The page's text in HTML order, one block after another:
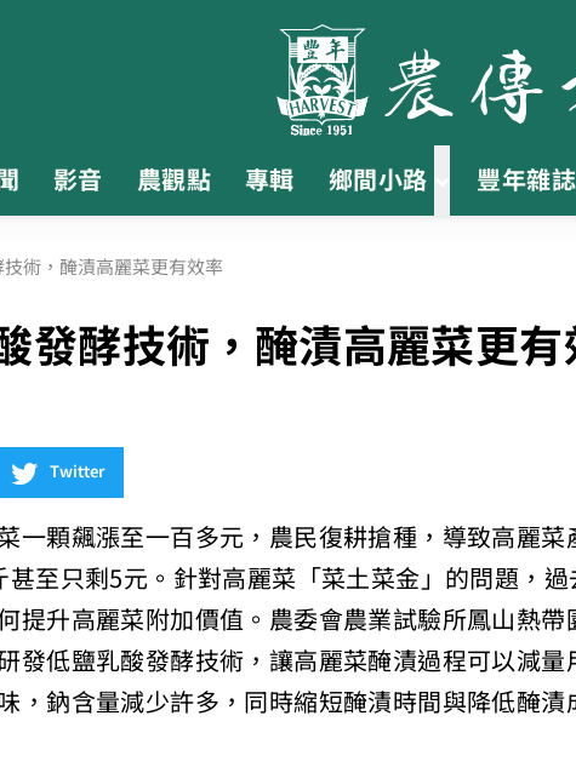
影音 農觀點 專輯 鄉間小路 豐年雜誌
術，醃漬高麗菜更有效率
發酵技術，醃漬高麗菜更
Twitter
顆飆漲至一百多元，農民復耕搶種，導致高麗菜
至只剩5元。針對高麗菜「菜土菜金」的問題，過
提升高麗菜附加價值。農委會農業試驗所鳳山熱
發低鹽乳酸發酵技術，讓高麗菜醃漬過程可以減
，鈉含量減少許多，同時縮短醃漬時間與降低醃